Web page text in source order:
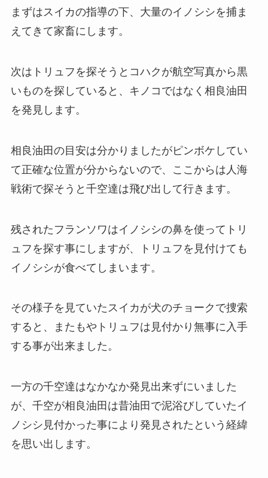
まずはスイカの指導の下、大量のイノシシを捕ま
えてきて家畜にします。
次はトリュフを探そうとコハクが航空写真から黒
いものを探していると、キノコではなく相良油田
を発見します。
相良油田の目安は分かりましたがピンボケしてい
て正確な位置が分からないので、ここからは人海
戦術で探そうと千空達は飛び出して行きます。
残されたフランソワはイノシシの鼻を使ってトリ
ュフを探す事にしますが、トリュフを見付けても
イノシシが食べてしまいます。
その様子を見ていたスイカが犬のチョークで捜索
すると、またもやトリュフは見付かり無事に入手
する事が出来ました。
一方の千空達はなかなか発見出来ずにいました
が、千空が相良油田は昔油田で泥浴びしていたイ
ノシシ見付かった事により発見されたという経緯
を思い出します。